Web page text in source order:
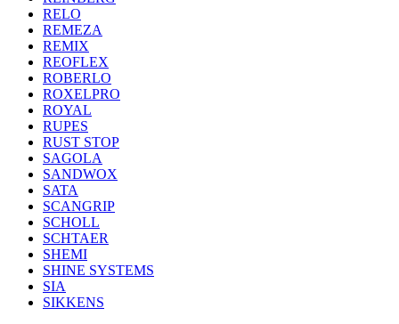
RELO
REMEZA
REMIX
REOFLEX
ROBERLO
ROXELPRO
ROYAL
RUPES
RUST STOP
SAGOLA
SANDWOX
SATA
SCANGRIP
SCHOLL
SCHTAER
SHEMI
SHINE SYSTEMS
SIA
SIKKENS